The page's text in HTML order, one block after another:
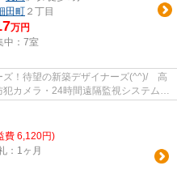
田町 ２丁目
万円
： 7室
ズ！待望の新築デザイナーズ(^^)/ 高
カメラ・24時間遠隔監視システムで
費 6,120円)
：1ヶ月